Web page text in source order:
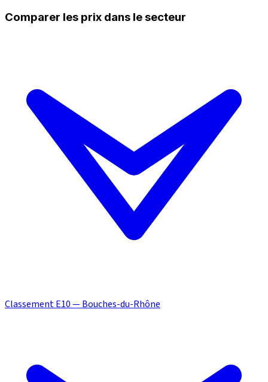
Comparer les prix dans le secteur
Classement E10 — Bouches-du-Rhône